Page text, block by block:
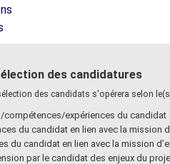
des candidatures
des candidats s'opérera selon
compétences/expériences du candidat
du candidat en lien avec la mission
du candidat en lien avec la mission
par le candidat des enjeux du